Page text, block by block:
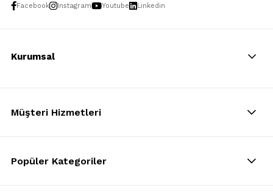
Facebook Instagram Youtube Linkedin
Kurumsal
Müşteri Hizmetleri
Popüler Kategoriler